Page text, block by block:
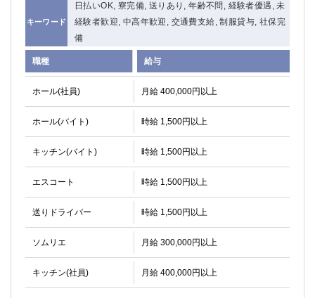
キーワード
日払いOK, 寮完備, 送りあり, 年齢不問, 経験者優遇, 未
経験者歓迎, 中高年歓迎, 交通費支給, 制服貸与, 社保完
備
職種 給与
ホール(社員) 月給 400,000円以上
ホール(バイト) 時給 1,500円以上
キッチン(バイト) 時給 1,500円以上
エスコート 時給 1,500円以上
送りドライバー 時給 1,500円以上
ソムリエ 月給 300,000円以上
キッチン(社員) 月給 400,000円以上